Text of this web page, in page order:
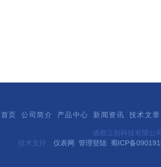
页 公司简介 产品中心 新闻资讯 技术文章
成都立彤科技有限公司
技术支持： 仪表网 管理登陆 蜀ICP备